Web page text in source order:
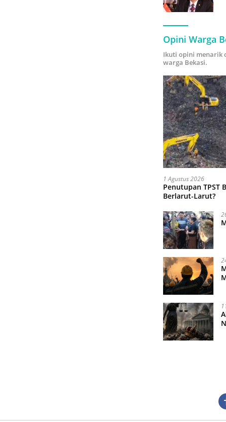
Opini Warga
Ikuti opini menarik
warga Bekasi.
1 Agustus 2026
Penutupan TPST
Berlarut-Larut?